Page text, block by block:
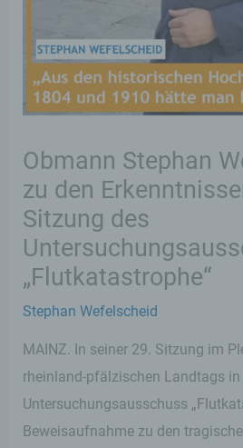
Obmann Stephan
zu den
Sitzung des
„Flutkatastrophe“
Stephan Wefelscheid
MAINZ. In seiner 29. Sitzung im
rheinland-pfälzischen Landtags
Untersuchungsausschuss
Beweisaufnahme zu den